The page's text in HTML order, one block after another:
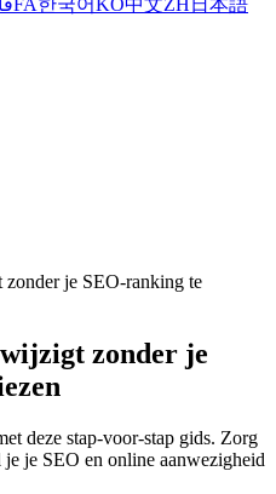
je SEO-ranking te
zonder je
deze stap-voor-stap gids. Zorg
je SEO en online aanwezigheid